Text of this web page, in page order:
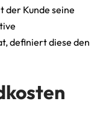
der Kunde seine
definiert diese den